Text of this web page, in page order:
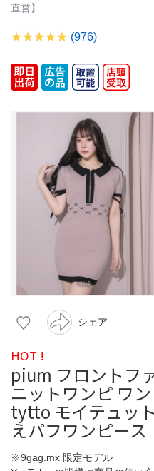
直営】
(976)
シェア
HOT !
pium フロントフ
ニットワンピ ワ
tytto モイテュッ
えパフワンピース
※9gag.mx 限定モデル